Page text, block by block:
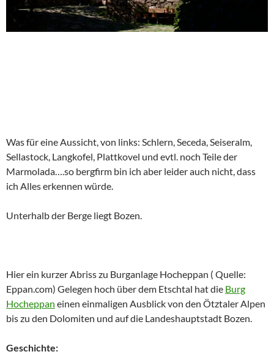
Was für eine Aussicht, von links: Schlern, Seceda, Seiseralm,
Sellastock, Langkofel, Plattkovel und evtl. noch Teile der
Marmolada….so bergfirm bin ich aber leider auch nicht, dass
ich Alles erkennen würde.
Unterhalb der Berge liegt Bozen.
Hier ein kurzer Abriss zu Burganlage Hocheppan ( Quelle:
Eppan.com) Gelegen hoch über dem Etschtal hat die Burg
Hocheppan einen einmaligen Ausblick von den Ötztaler Alpen
bis zu den Dolomiten und auf die Landeshauptstadt Bozen.
Geschichte: